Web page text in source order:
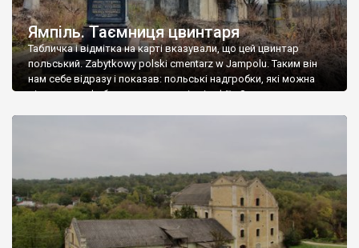
Ямпіль. Таємниця цвинтаря
Табличка і відмітка на карті вказували, що цей цвинтар
польський. Zabytkowy polski cmentarz w Jampolu. Таким він
нам себе відразу і показав: польські надгробки, які можна
віднести до фабричних, польські епітафії… Загалом цвинтар